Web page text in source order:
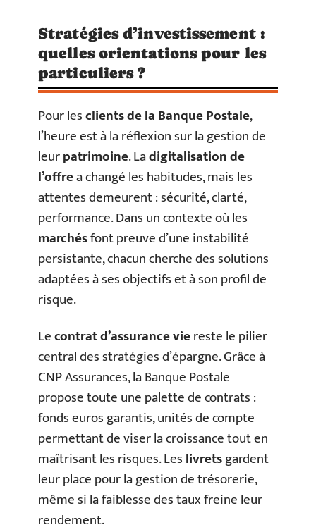
Stratégies d’investissement :
quelles orientations pour les
particuliers ?
Pour lesclients de la Banque Postale,
l’heure est à la réflexion sur la gestion de
leurpatrimoine. Ladigitalisation de
l’offrea changé les habitudes, mais les
attentes demeurent : sécurité, clarté,
performance. Dans un contexte où les
marchésfont preuve d’une instabilité
persistante, chacun cherche des solutions
adaptées à ses objectifs et à son profil de
risque.
Lecontrat d’assurance viereste le pilier
central des stratégies d’épargne. Grâce à
CNP Assurances, la Banque Postale
propose toute une palette de contrats :
fonds euros garantis, unités de compte
permettant de viser la croissance tout en
maîtrisant les risques. Leslivretsgardent
leur place pour la gestion de trésorerie,
même si la faiblesse des taux freine leur
rendement.